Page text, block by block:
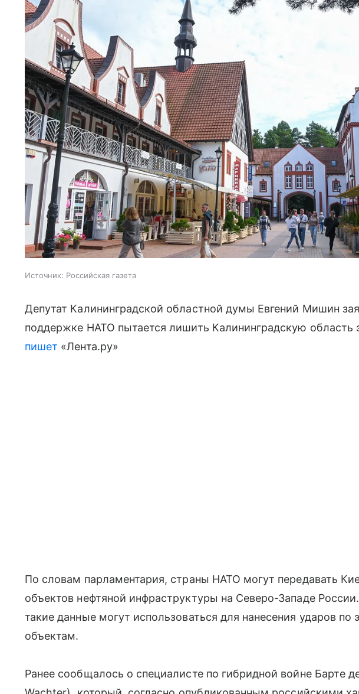
Источник: Российская газета
Депутат Калининградской областной думы Евгений Мишин
поддержке НАТО пытается лишить Калининградскую область
пишет «Лента.ру»
По словам парламентария, страны НАТО могут передавать
объектов нефтяной инфраструктуры на Северо-Западе
такие данные могут использоваться для нанесения ударов по
объектам.
Ранее сообщалось о специалисте по гибридной войне Бартe